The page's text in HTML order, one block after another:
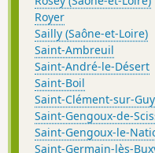
Royer
Sailly (Saône-et-Loire)
Saint-Ambreuil
Saint-André-le-Désert
Saint-Boil
Saint-Clément-sur-
Saint-Gengoux-de-
Saint-Gengoux-le-
Saint-Germain-lès-